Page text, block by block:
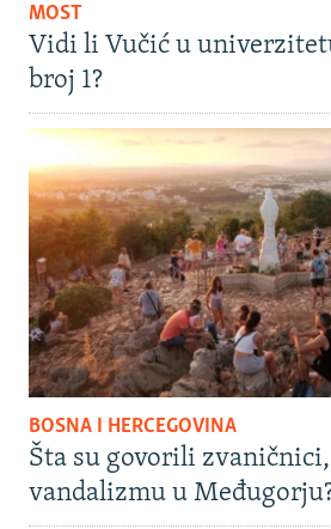
MOST
Vidi li Vučić u
broj 1?
BOSNA I HERCEGOVINA
Šta su govorili zvaničnici,
vandalizmu u